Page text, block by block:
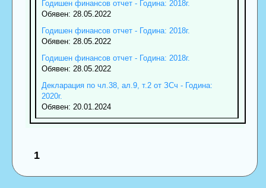
Годишен финансов отчет - Година: 2018г.
Обявен: 28.05.2022
Годишен финансов отчет - Година: 2018г.
Обявен: 28.05.2022
Годишен финансов отчет - Година: 2018г.
Обявен: 28.05.2022
Декларация по чл.38, ал.9, т.2 от ЗСч - Година:
2020г.
Обявен: 20.01.2024
1